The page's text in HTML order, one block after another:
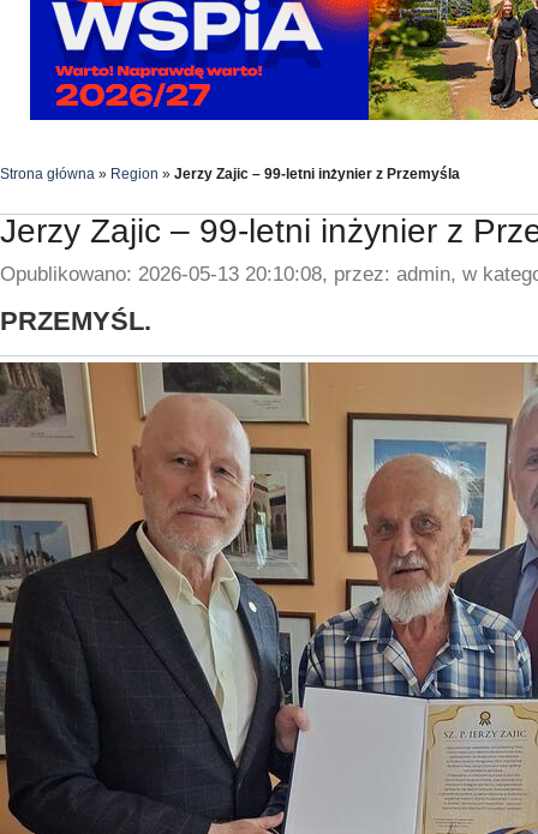
Strona główna » Region » Jerzy Zajic – 99-letni inżynier z Przemyśla
Jerzy Zajic – 99-letni inżynier z
Opublikowano: 2026-05-13 20:10:08, przez: admin, w
PRZEMYŚL.